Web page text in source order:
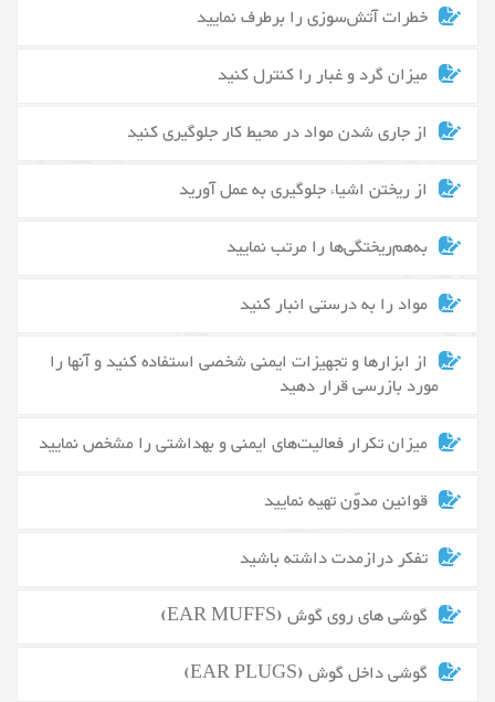
خطرات آتش‌سوزی را برطرف نمایید
میزان گرد و غبار را کنترل کنید
از جاری شدن مواد در محیط کار جلوگیری کنید
از ریختن اشیاء جلوگیری به عمل آورید
به‌هم‌ریختگی‌ها را مرتب نمایید
مواد را به درستی انبار کنید
از ابزارها و تجهیزات ایمنی شخصی استفاده کنید و آنها را
مورد بازرسی قرار دهید
میزان تکرار فعالیت‌های ایمنی و بهداشتی را مشخص نمایید
قوانین مدوّن تهیه نمایید
تفکر درازمدت داشته باشید
گوشی های روی گوش (EAR MUFFS)
گوشی داخل گوش (EAR PLUGS)